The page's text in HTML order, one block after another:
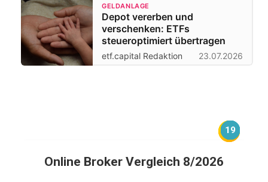
GELDANLAGE
Depot vererben und
verschenken: ETFs
steueroptimiert übertragen
etf.capital Redaktion 23.07.2026